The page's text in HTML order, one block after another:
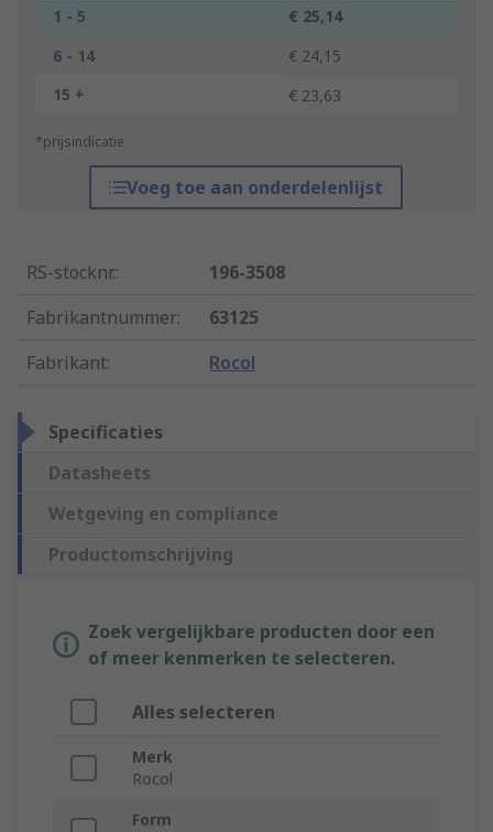
1 - 5
€ 25,14
6 - 14
€ 24,15
15 +
€ 23,63
*prijsindicatie
Voeg toe aan onderdelenlijst
RS-stocknr.:
196-3508
Fabrikantnummer:
63125
Fabrikant: Rocol
Specificaties
Datasheets
Wetgeving en compliance
Productomschrijving
Zoek vergelijkbare producten door een
of meer kenmerken te selecteren.
Alles selecteren
Merk
Rocol
Form